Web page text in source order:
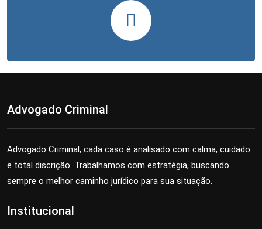
Advogado Criminal
Advogado Criminal, cada caso é analisado com calma, cuidado
e total discrição. Trabalhamos com estratégia, buscando
sempre o melhor caminho jurídico para sua situação.
Institucional